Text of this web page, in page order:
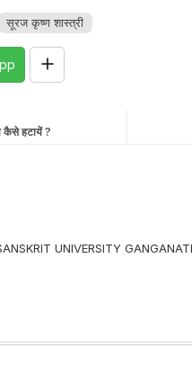
सूरज कृष्ण शास्त्री
कैसे हटायें ?
UNIVERSITY